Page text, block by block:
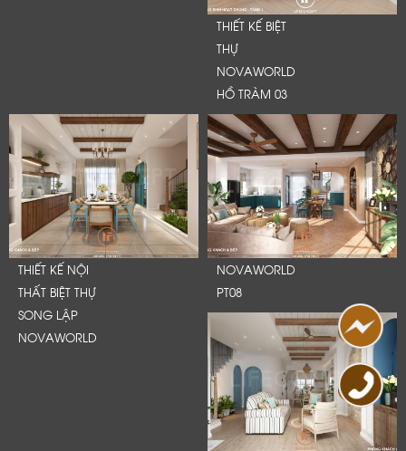
THIẾT KẾ BIỆT
THỰ
NOVAWORLD
HỒ TRÀM 03
THIẾT KẾ NỘI
THẤT BIỆT THỰ
SONG LẬP
NOVAWORLD
NOVAWORLD
PT08